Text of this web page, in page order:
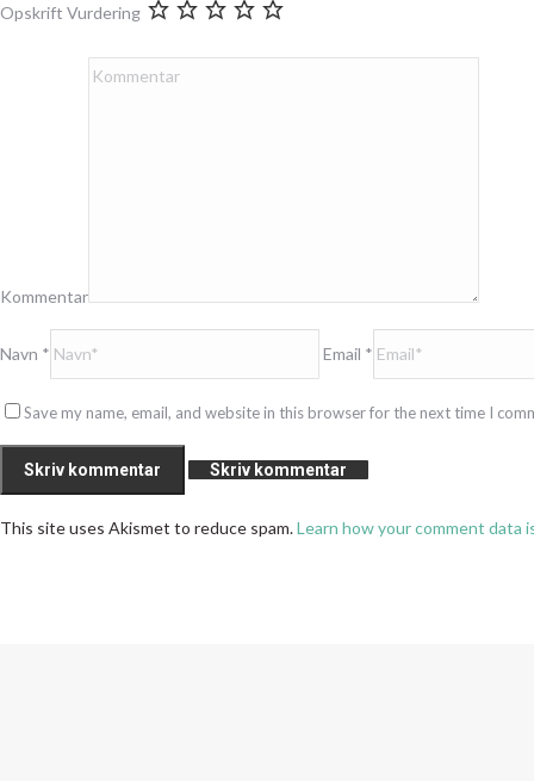
Opskrift Vurdering
Kommentar
Navn * Email *
Save my name, email, and website in this browser for the next time I
Skriv kommentar
This site uses Akismet to reduce spam.Learn how your comment data